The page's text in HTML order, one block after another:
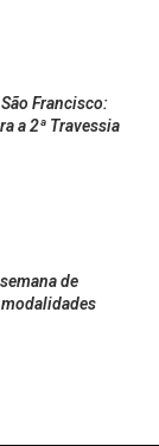
Francisco:
a 2ª Travessia
de